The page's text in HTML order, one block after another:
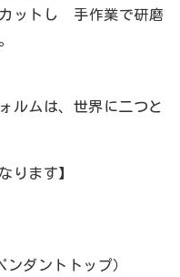
ットし 手作業で研磨
ルムは、世界に二つと
ります】
ダントトップ）